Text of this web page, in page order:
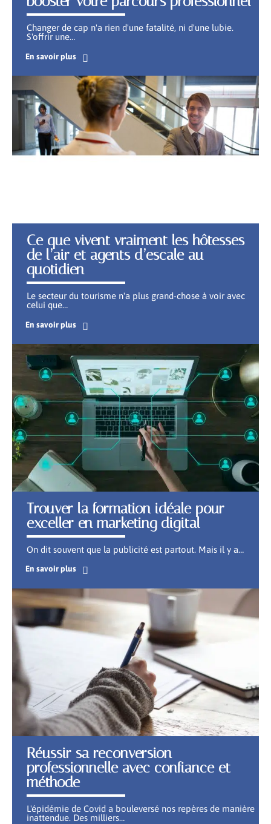
Changer de cap n'a rien d'une fatalité, ni d'une lubie.
S'offrir une…
En savoir plus
Ce que vivent vraiment les hôtesses
de l’air et agents d’escale au
quotidien
Le secteur du tourisme n'a plus grand-chose à voir avec
celui que…
En savoir plus
Trouver la formation idéale pour
exceller en marketing digital
On dit souvent que la publicité est partout. Mais il y a…
En savoir plus
Réussir sa reconversion
professionnelle avec confiance et
méthode
L'épidémie de Covid a bouleversé nos repères de manière
inattendue. Des milliers…